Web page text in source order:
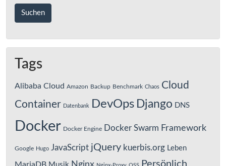
Tags
Alibaba Cloud Amazon Backup Benchmark Chaos Cloud
Container Datenbank DevOps Django DNS
Docker Docker Engine Docker Swarm Framework
Google Hugo JavaScript jQuery kuerbis.org Leben